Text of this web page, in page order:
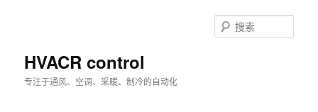
HVACR control
专注于通风、空调、采暖、制冷的自动化
索